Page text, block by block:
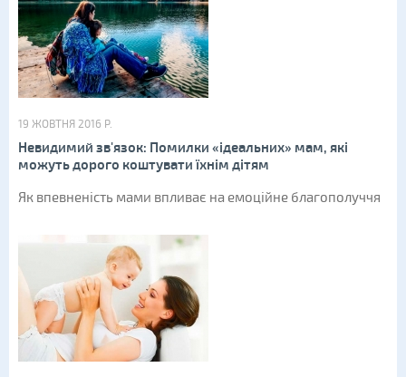
19 ЖОВТНЯ 2016 Р.
Невидимий зв'язок: Помилки «ідеальних» мам, які
можуть дорого коштувати їхнім дітям
Як впевненість мами впливає на емоційне благополуччя